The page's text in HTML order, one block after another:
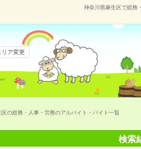
神奈川県麻生区で総務
リア変更
区の総務・人事・労務のアルバイト・バイト一覧
検索